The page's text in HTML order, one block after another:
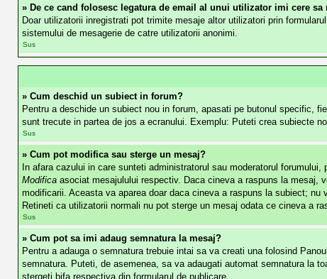
» De ce cand folosesc legatura de email al unui utilizator imi cere sa
Doar utilizatorii inregistrati pot trimite mesaje altor utilizatori prin
sistemului de mesagerie de catre utilizatorii anonimi.
Sus
» Cum deschid un subiect in forum?
Pentru a deschide un subiect nou in forum, apasati pe butonul specific,
sunt trecute in partea de jos a ecranului. Exemplu: Puteti crea subiecte
Sus
» Cum pot modifica sau sterge un mesaj?
In afara cazului in care sunteti administratorul sau moderatorul
Modifica asociat mesajulului respectiv. Daca cineva a raspuns la mesaj,
modificarii. Aceasta va aparea doar daca cineva a raspuns la subiect;
Retineti ca utilizatorii normali nu pot sterge un mesaj odata ce cineva a
Sus
» Cum pot sa imi adaug semnatura la mesaj?
Pentru a adauga o semnatura trebuie intai sa va creati una folosind
semnatura. Puteti, de asemenea, sa va adaugati automat semnatura la
stergeti bifa respectiva din formularul de publicare.